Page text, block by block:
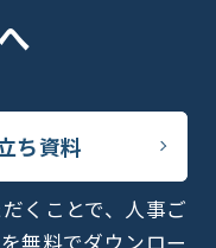
ち資料
くことで、人事ご